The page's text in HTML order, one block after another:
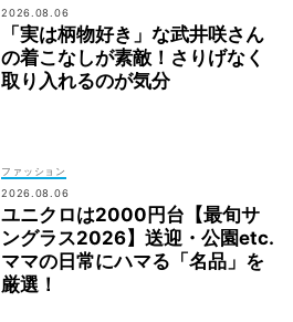
2026.08.06
「実は柄物好き」な武井咲さん
の着こなしが素敵！さりげなく
取り入れるのが気分
ファッション
2026.08.06
ユニクロは2000円台【最旬サ
ングラス2026】送迎・公園etc.
ママの日常にハマる「名品」を
厳選！